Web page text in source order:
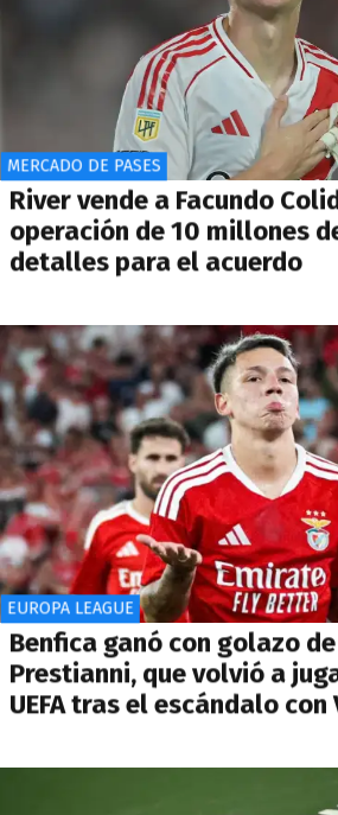
MERCADO DE PASES
River vende a Facundo
operación de 10 millones
detalles para el acuerdo
EUROPA LEAGUE
Benfica ganó con golazo
Prestianni, que volvió a
UEFA tras el escándalo con